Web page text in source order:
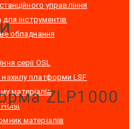
управління
інструментів
обладнання
серії OSL
платформи LSF
матеріалів
Hoist
матеріалів
ZLP1000